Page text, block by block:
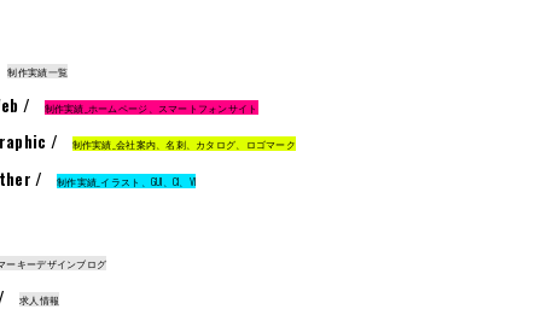
制作実績一覧
/ 制作実績_ホームページ、スマートフォンサイト
/ 制作実績_会社案内、名刺、カタログ、ロゴマーク
/ 制作実績_イラスト、GUI、CI、VI
ーキーデザインブログ
求人情報